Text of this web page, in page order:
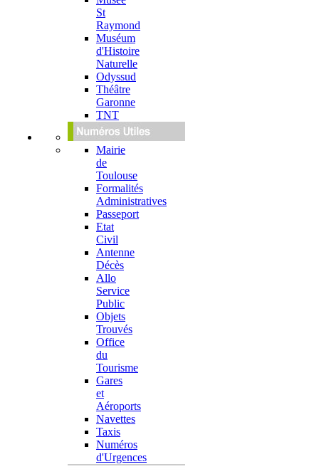
St
Raymond
Muséum
d'Histoire
Naturelle
Odyssud
Théâtre
Garonne
TNT
Mairie
de
Toulouse
Formalités
Administratives
Passeport
Etat
Civil
Antenne
Décès
Allo
Service
Public
Objets
Trouvés
Office
du
Tourisme
Gares
et
Aéroports
Navettes
Taxis
Numéros
d'Urgences